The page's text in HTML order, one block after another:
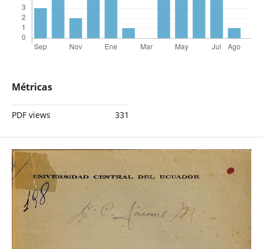
Métricas
PDF views 331